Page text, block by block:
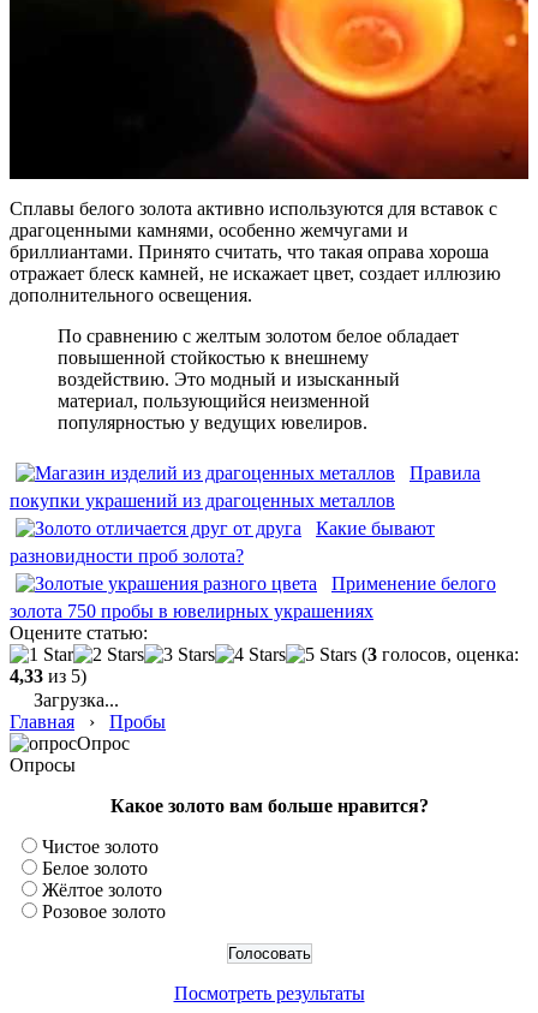
Сплавы белого золота активно используются для вставок с
драгоценными камнями, особенно жемчугами и
бриллиантами. Принято считать, что такая оправа хороша
отражает блеск камней, не искажает цвет, создает иллюзию
дополнительного освещения.
По сравнению с желтым золотом белое обладает
повышенной стойкостью к внешнему
воздействию. Это модный и изысканный
материал, пользующийся неизменной
популярностью у ведущих ювелиров.
Правила
покупки украшений из драгоценных металлов
Какие бывают
разновидности проб золота?
Применение белого
золота 750 пробы в ювелирных украшениях
Оцените статью:
(3 голосов, оценка:
4,33 из 5)
Загрузка...
Главная › Пробы
Опрос
Опросы
Какое золото вам больше нравится?
Чистое золото
Белое золото
Жёлтое золото
Розовое золото
Посмотреть результаты